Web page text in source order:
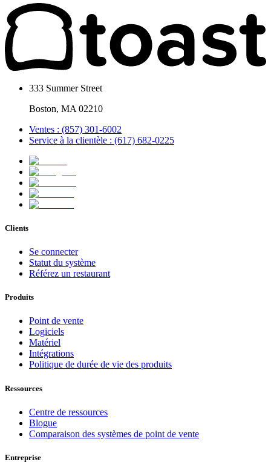
333 Summer Street
Boston, MA 02210
Ventes : (857) 301-6002
Service à la clientèle : (617) 682-0225
Clients
Se connecter
Statut du système
Référez un restaurant
Produits
Point de vente
Logiciels
Matériel
Intégrations
Politique de durée de vie des produits
Ressources
Centre de ressources
Blogue
Comparaison des systèmes de point de vente
Entreprise